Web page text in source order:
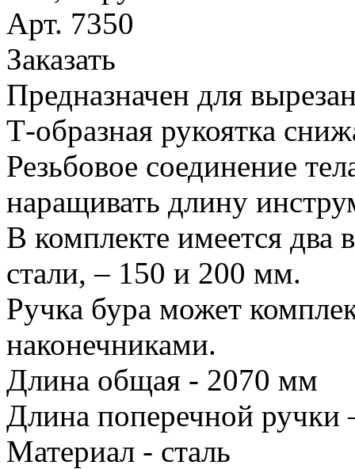
Арт. 7350
Заказать
Предназначен для
Т-образная рукоятка
Резьбовое соединение
наращивать длину
В комплекте имеется два
стали, – 150 и 200 мм.
Ручка бура может
наконечниками.
Длина общая - 2070 мм
Длина поперечной ручки
Материал - сталь